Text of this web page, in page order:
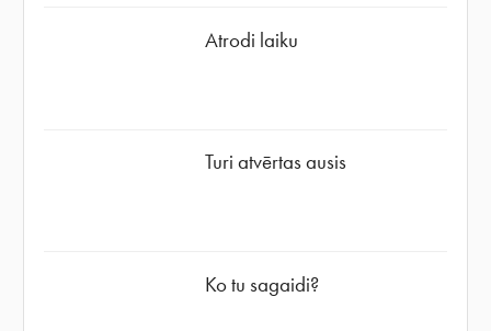
Atrodi laiku
Turi atvērtas ausis
Ko tu sagaidi?